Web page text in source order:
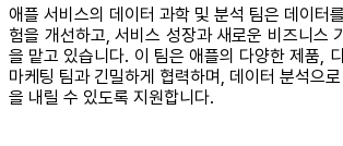
애플 서비스의 데이터 과학 및 분석 팀은 데이터
험을 개선하고, 서비스 성장과 새로운 비즈니스
을 맡고 있습니다. 이 팀은 애플의 다양한 제품,
마케팅 팀과 긴밀하게 협력하며, 데이터 분석으
을 내릴 수 있도록 지원합니다.